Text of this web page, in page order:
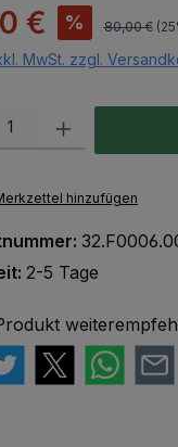
€ % Regulärer
80,00 €
MwSt. zzgl.
Gib den
hinzufügen
2-5 Tage